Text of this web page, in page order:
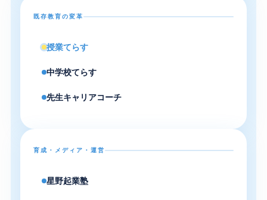
既存教育の変革
授業てらす
中学校てらす
先生キャリアコーチ
育成・メディア・運営
星野起業塾